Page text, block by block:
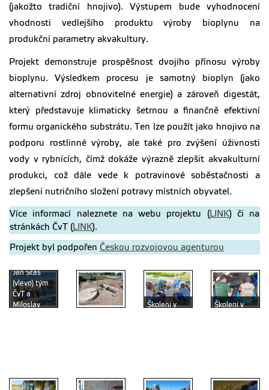
(jakožto tradiční hnojivo). Výstupem bude vyhodnocení
vhodnosti vedlejšího produktu výroby bioplynu na
produkční parametry akvakultury.
Projekt demonstruje prospěšnost dvojího přínosu výroby
bioplynu. Výsledkem procesu je samotný bioplyn (jako
alternativní zdroj obnovitelné energie) a zároveň digestát,
který představuje klimaticky šetrnou a finančně efektivní
formu organického substrátu. Ten lze použít jako hnojivo na
podporu rostlinné výroby, ale také pro zvýšení úživnosti
vody v rybnících, čímž dokáže výrazně zlepšit akvakulturní
produkci, což dále vede k potravinové soběstačnosti a
zlepšení nutričního složení potravy místních obyvatel.
Více informací naleznete na webu projektu (LINK) či na
stránkách ČvT (LINK).
Projekt byl podpořen Českou rozvojovou agenturou
Jan Staš
(vlevo) tým
ČvT a
Miloslav
Školení v
Školení v